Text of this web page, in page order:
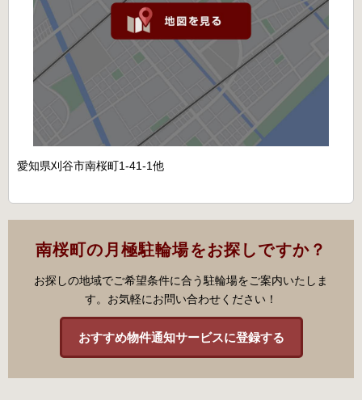
愛知県刈谷市南桜町1-41-1他
南桜町の月極駐輪場をお探しですか？
お探しの地域でご希望条件に合う駐輪場をご案内いたしま
す。お気軽にお問い合わせください！
おすすめ物件通知サービスに登録する